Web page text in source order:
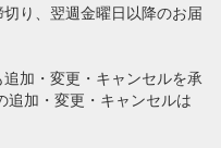
り、翌週金曜日以降のお届
加・変更・キャンセルを承
追加・変更・キャンセルは